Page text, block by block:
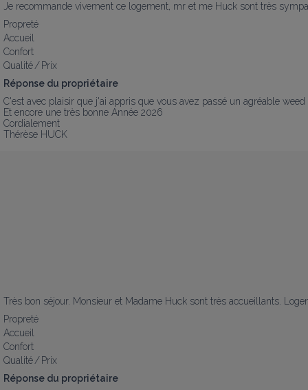
Je recommande vivement ce logement, mr et me Huck sont très
Propreté
Accueil
Confort
Qualité / Prix
Réponse du propriétaire
C'est avec plaisir que j'ai appris que vous avez passé un agréable
Et encore une très bonne Année 2026
Cordialement
Thérèse HUCK
Très bon séjour. Monsieur et Madame Huck sont très accueillants.
Propreté
Accueil
Confort
Qualité / Prix
Réponse du propriétaire